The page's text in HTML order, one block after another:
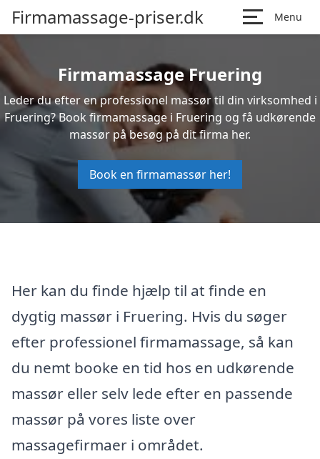
Firmamassage-priser.dk Menu
Firmamassage Fruering
Leder du efter en professionel massør til din virksomhed i
Fruering? Book firmamassage i Fruering og få udkørende
massør på besøg på dit firma her.
Book en firmamassør her!
Her kan du finde hjælp til at finde en
dygtig massør i Fruering. Hvis du søger
efter professionel firmamassage, så kan
du nemt booke en tid hos en udkørende
massør eller selv lede efter en passende
massør på vores liste over
massagefirmaer i området.